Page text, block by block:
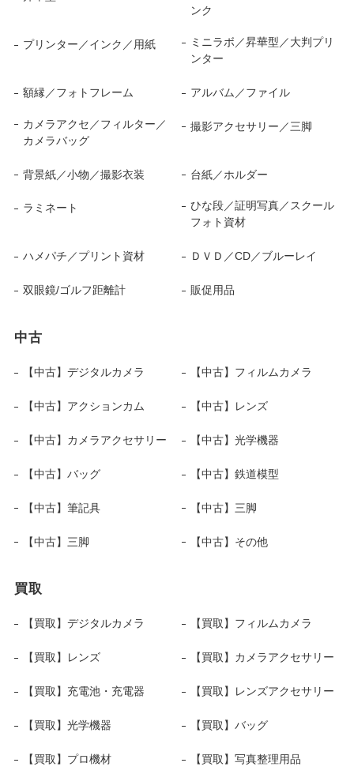
ンク
プリンター／インク／用紙
ミニラボ／昇華型／大判プリ
ンター
額縁／フォトフレーム アルバム／ファイル
カメラアクセ／フィルター／
カメラバッグ
撮影アクセサリー／三脚
背景紙／小物／撮影衣装 台紙／ホルダー
ラミネート
ひな段／証明写真／スクール
フォト資材
ハメパチ／プリント資材 ＤＶＤ／CD／ブルーレイ
双眼鏡/ゴルフ距離計 販促用品
中古
【中古】デジタルカメラ 【中古】フィルムカメラ
【中古】アクションカム 【中古】レンズ
【中古】カメラアクセサリー 【中古】光学機器
【中古】バッグ 【中古】鉄道模型
【中古】筆記具 【中古】三脚
【中古】三脚 【中古】その他
買取
【買取】デジタルカメラ 【買取】フィルムカメラ
【買取】レンズ 【買取】カメラアクセサリー
【買取】充電池・充電器 【買取】レンズアクセサリー
【買取】光学機器 【買取】バッグ
【買取】プロ機材 【買取】写真整理用品